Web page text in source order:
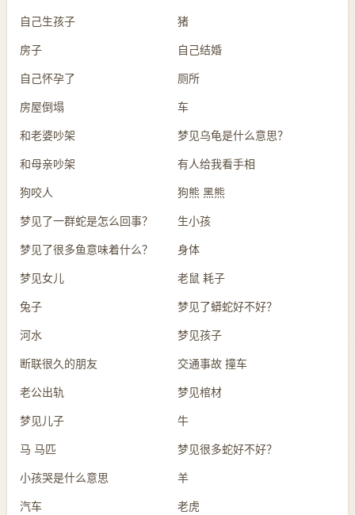
自己生孩子 猪
房子 自己结婚
自己怀孕了 厕所
房屋倒塌 车
和老婆吵架 梦见乌龟是什么意思？
和母亲吵架 有人给我看手相
狗咬人 狗熊 黑熊
梦见了一群蛇是怎么回事？ 生小孩
梦见了很多鱼意味着什么？ 身体
梦见女儿 老鼠 耗子
兔子 梦见了蟒蛇好不好？
河水 梦见孩子
断联很久的朋友 交通事故 撞车
老公出轨 梦见棺材
梦见儿子 牛
马 马匹 梦见很多蛇好不好？
小孩哭是什么意思 羊
汽车 老虎